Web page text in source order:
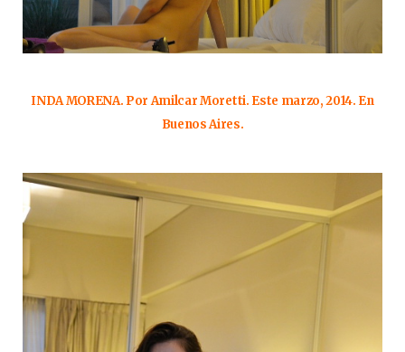
INDA MORENA. Por Amilcar Moretti. Este marzo, 2014. En
Buenos Aires.